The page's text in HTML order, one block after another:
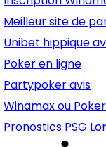
Meilleur site de
Unibet hippique
Poker en ligne
Partypoker avis
Winamax ou
Pronostics PSG